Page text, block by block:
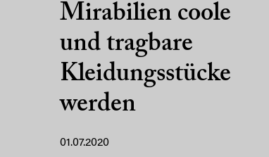
Mirabilien coole
und tragbare
Kleidungsstücke
werden
01.07.2020